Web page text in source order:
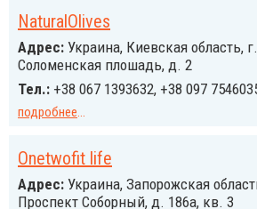
NaturalOlives
Адрес: Украина, Киевская область,
Соломенская плошадь, д. 2
Тел.: +38 067 1393632, +38 097
подробнее...
Onetwofit life
Адрес: Украина, Запорожская
Проспект Соборный, д. 186а, кв. 3